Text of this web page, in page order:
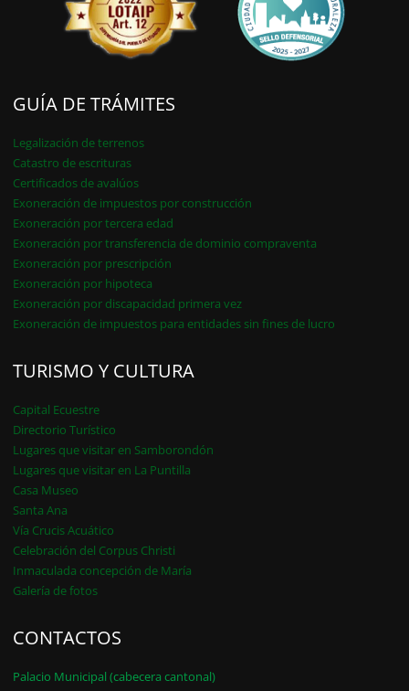
GUÍA DE TRÁMITES
Legalización de terrenos
Catastro de escrituras
Certificados de avalúos
Exoneración de impuestos por construcción
Exoneración por tercera edad
Exoneración por transferencia de dominio compraventa
Exoneración por prescripción
Exoneración por hipoteca
Exoneración por discapacidad primera vez
Exoneración de impuestos para entidades sin fines de lucro
TURISMO Y CULTURA
Capital Ecuestre
Directorio Turístico
Lugares que visitar en Samborondón
Lugares que visitar en La Puntilla
Casa Museo
Santa Ana
Vía Crucis Acuático
Celebración del Corpus Christi
Inmaculada concepción de María
Galería de fotos
CONTACTOS
Palacio Municipal (cabecera cantonal)